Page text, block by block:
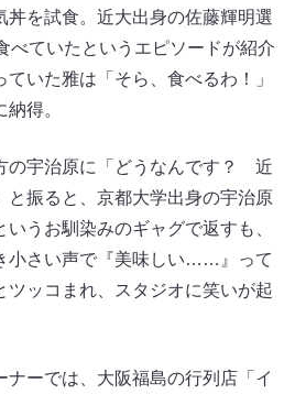
丼を試食。近大出身の佐藤輝明選
べていたというエピソードが紹介
いた雅は「そら、食べるわ！」
得。
の宇治原に「どうなんです？ 近
と振ると、京都大学出身の宇治原
うお馴染みのギャグで返すも、
小さい声で『美味しい……』って
ツッコまれ、スタジオに笑いが起
ナーでは、大阪福島の行列店「イ